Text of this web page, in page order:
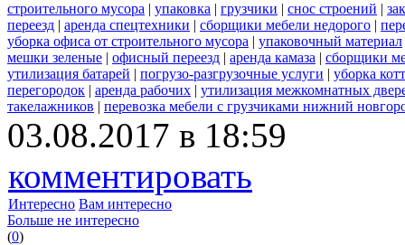
строительного мусора | упаковка | грузчики | снос строений |
переезд | аренда спецтехники | сборщики мебели недорого |
уборка офиса от строительного мусора | упаковочный материал
мешки зеленые | офисный переезд | аренда камаза | сборщики
утилизация батарей | погрузо-разгрузочные услуги | уборка
перегородок | аренда рабочих | утилизация межкомнатных
такелажников | перевозка мебели с грузчиками нижний
03.08.2017 в 18:59
комментировать
Интересно Вам интересно
Больше не интересно
(0)